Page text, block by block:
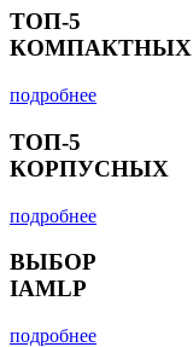
ТОП-5
КОМПАКТНЫХ
подробнее
ТОП-5
КОРПУСНЫХ
подробнее
ВЫБОР
IAMLP
подробнее